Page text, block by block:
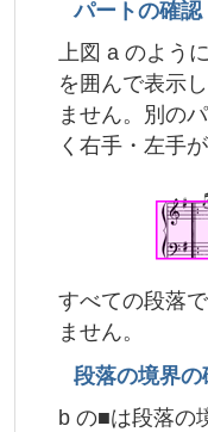
パートの確認
上図 a のよう
を囲んで表示
ません。別の
く右手・左手
すべての段落
ません。
段落の境界の
b の■は段落の